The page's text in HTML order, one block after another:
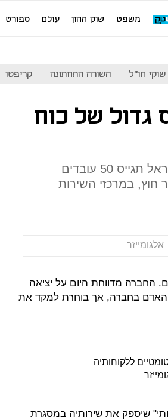
משפט שוק ההון עולם ספורט
חו"ל השורה התחתונה קריפטו
גדול של כוח
החברה המעסיקה כיום כ-20 עובדים בישראל תגייס 50 עובדים
חוץ, במרכזי השירות
אלגומייזר
החברה מדווחת היום על יציאה
האדם בחברה, אך בוחרת למקד את
ללקוחותיה
שיספק את שירותיה במסגרת